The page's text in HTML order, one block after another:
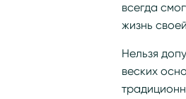
всегда
жизнь
Нельзя
веских